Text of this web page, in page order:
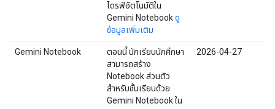
ไดรฟ์อัตโนมัติใน
Gemini Notebookดู
ข้อมูลเพิ่มเติม
Gemini Notebook
ตอนนี้ นักเรียนนักศึกษา
สามารถสร้าง
Notebook ส่วนตัว
สำหรับชั้นเรียนด้วย
Gemini Notebook ใน
2026-04-27